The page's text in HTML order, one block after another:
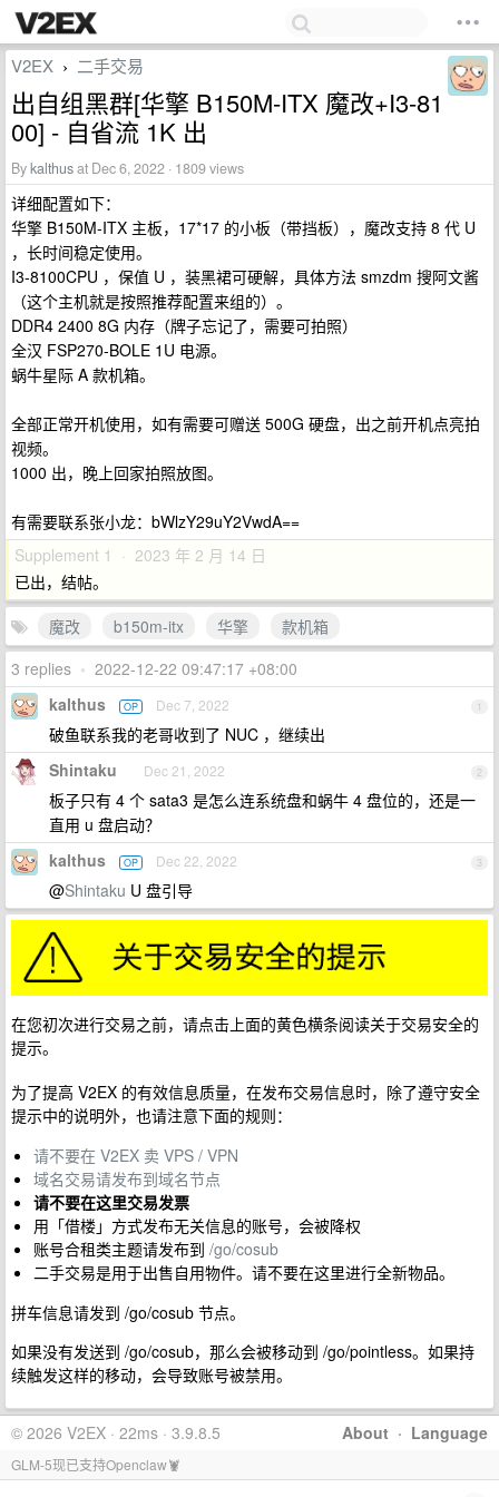
V2EX › 二手交易
出自组黑群[华擎 B150M-ITX 魔改+I3-81
00] - 自省流 1K 出
Bykalthusat Dec 6, 2022 · 1809 views
详细配置如下：
华擎 B150M-ITX 主板，17*17 的小板（带挡板），魔改支持 8 代 U
，长时间稳定使用。
I3-8100CPU ，保值 U ，装黑裙可硬解，具体方法 smzdm 搜阿文酱
（这个主机就是按照推荐配置来组的）。
DDR4 2400 8G 内存（牌子忘记了，需要可拍照）
全汉 FSP270-BOLE 1U 电源。
蜗牛星际 A 款机箱。
全部正常开机使用，如有需要可赠送 500G 硬盘，出之前开机点亮拍
视频。
1000 出，晚上回家拍照放图。
有需要联系张小龙：bWlzY29uY2VwdA==
Supplement 1 · 2023 年 2 月 14 日
已出，结帖。
魔改
b150m-itx 华擎
款机箱
3 replies • 2022-12-22 09:47:17 +08:00
1
kalthus OP Dec 7, 2022
破鱼联系我的老哥收到了 NUC ，继续出
2
Shintaku Dec 21, 2022
板子只有 4 个 sata3 是怎么连系统盘和蜗牛 4 盘位的，还是一
直用 u 盘启动？
3
kalthus OP Dec 22, 2022
@Shintaku U 盘引导
在您初次进行交易之前，请点击上面的黄色横条阅读关于交易安全的
提示。
为了提高 V2EX 的有效信息质量，在发布交易信息时，除了遵守安全
提示中的说明外，也请注意下面的规则：
请不要在 V2EX 卖 VPS / VPN
域名交易请发布到域名节点
请不要在这里交易发票
用「借楼」方式发布无关信息的账号，会被降权
账号合租类主题请发布到 /go/cosub
二手交易是用于出售自用物件。请不要在这里进行全新物品。
拼车信息请发到 /go/cosub 节点。
如果没有发送到 /go/cosub，那么会被移动到 /go/pointless。如果持
续触发这样的移动，会导致账号被禁用。
About · Language
© 2026 V2EX · 22ms · 3.9.8.5
GLM-5现已支持Openclaw🦞